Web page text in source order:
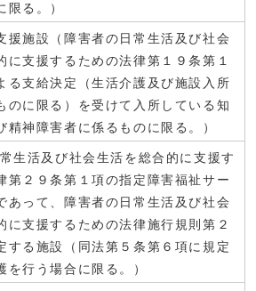
限る。）
援施設（障害者の日常生活及び社会
に支援するための法律第１９条第１
る支給決定（生活介護及び施設入所
のに限る）を受けて入所している知
精神障害者に係るものに限る。）
生活及び社会生活を総合的に支援す
第２９条第１項の指定障害福祉サー
あって、障害者の日常生活及び社会
に支援するための法律施行規則第２
する施設（同法第５条第６項に規定
を行う場合に限る。）